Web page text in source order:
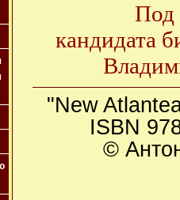
Под
кандидата
"New
ISBN
©